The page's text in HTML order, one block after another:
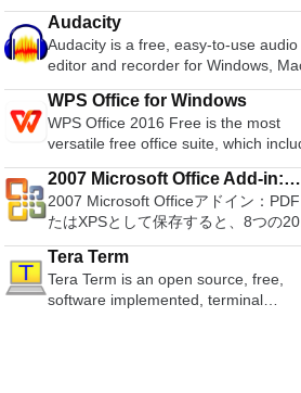
Audacity
Audacity is a free, easy-to-use audio
editor and recorder for Windows,
OS X, GNU/Linux and other
systems. You can use Audacity to:
Record live audio. Convert tapes and
records into digital recordings or
Edit Ogg Vorbis, MP3, WAV or AIFF
sound files. Cut, copy, splice or mix
sounds together. Change the speed or
pitch of a recording. Add new effects
with LADSPA plug-ins. And more!
WPS Office for Windows
WPS Office 2016 Free is the most
versatile free office suite, which
free word processor, spreadsheet
program and presentation maker.
these three programs you will easily
able to deal with any office related
tasks. WPS Office 2016 Free has
multiple language support for English,
French, German, Spanish,
Portuguese,Russian and Polish
2007 Microsoft Office Add-in:
Microsoft Save as PDF or XPS
2007 Microsoft Officeアドイン：PDF
たはXPSとして保存すると、8つの
Microsoft OfficeプログラムでPDFお
XPS形式にエクスポートして保存でき
す。このツールを使用すると、これら
プログラムのサブセットでPDF形式お
Tera Term
Tera Term is an open source, free,
software implemented, terminal